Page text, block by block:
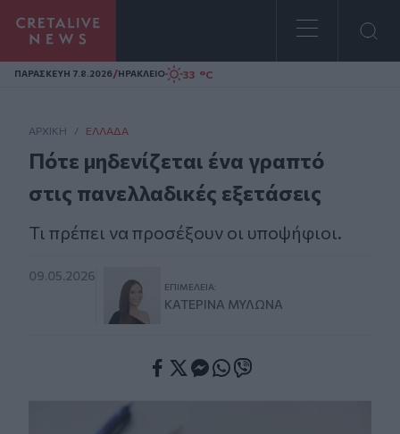
Homepage
ΠΑΡΑΣΚΕΥΗ 7.8.2026/ΗΡΑΚΛΕΙΟ 33 °C
ΑΡΧΙΚΗ / ΕΛΛΆΔΑ
Πότε μηδενίζεται ένα γραπτό
στις πανελλαδικές εξετάσεις
Τι πρέπει να προσέξουν οι υποψήφιοι.
09.05.2026
ΕΠΙΜΈΛΕΙΑ:
ΚΑΤΕΡΊΝΑ ΜΥΛΩΝΆ